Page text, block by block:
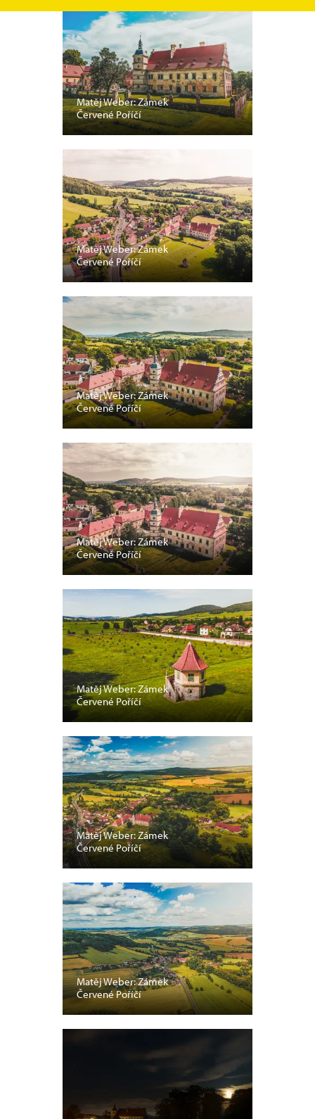
Matěj Weber: Zámek
Červené Poříčí
Matěj Weber: Zámek
Červené Poříčí
Matěj Weber: Zámek
Červené Poříčí
Matěj Weber: Zámek
Červené Poříčí
Matěj Weber: Zámek
Červené Poříčí
Matěj Weber: Zámek
Červené Poříčí
Matěj Weber: Zámek
Červené Poříčí